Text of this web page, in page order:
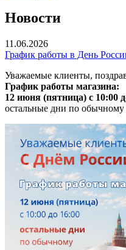
Новости
11.06.2026
График работы в День
Уважаемые клиенты,
График работы магазина:
12 июня (пятница) с 10:00
остальные дни по обычному